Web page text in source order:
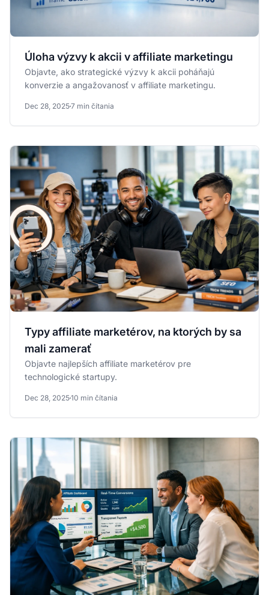
Úloha výzvy k akcii v affiliate marketingu
Objavte, ako strategické výzvy k akcii poháňajú
konverzie a angažovanosť v affiliate marketingu.
Dec 28, 20257 min čítania
Typy affiliate marketérov, na ktorých by sa
mali zamerať
Objavte najlepších affiliate marketérov pre
technologické startupy.
Dec 28, 202510 min čítania